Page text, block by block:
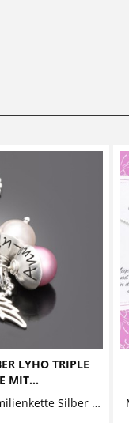
LYHO TRIPLE
MIT...
LYHO TRIPLE WING Familienkette Silber Aus unserer Serie "Leave your hat on" eine Version mit drei Perlanhängern. Diese bezaubernde...